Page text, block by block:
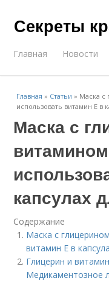
Секреты
Главная Новости
Главная » Статьи » Маска с
использовать витамин E в
Маска с
капсулах
Содержание
Маска с
витамин E в
Глицерин и
Медикаментозное